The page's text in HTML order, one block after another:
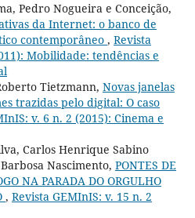
Pedro Nogueira e Conceição,
da Internet: o banco de
contemporâneo , Revista
Mobilidade: tendências e
Tietzmann, Novas janelas
trazidas pelo digital: O caso
v. 6 n. 2 (2015): Cinema e
Carlos Henrique Sabino
Nascimento, PONTES DE
NA PARADA DO ORGULHO
, Revista GEMInIS: v. 15 n. 2